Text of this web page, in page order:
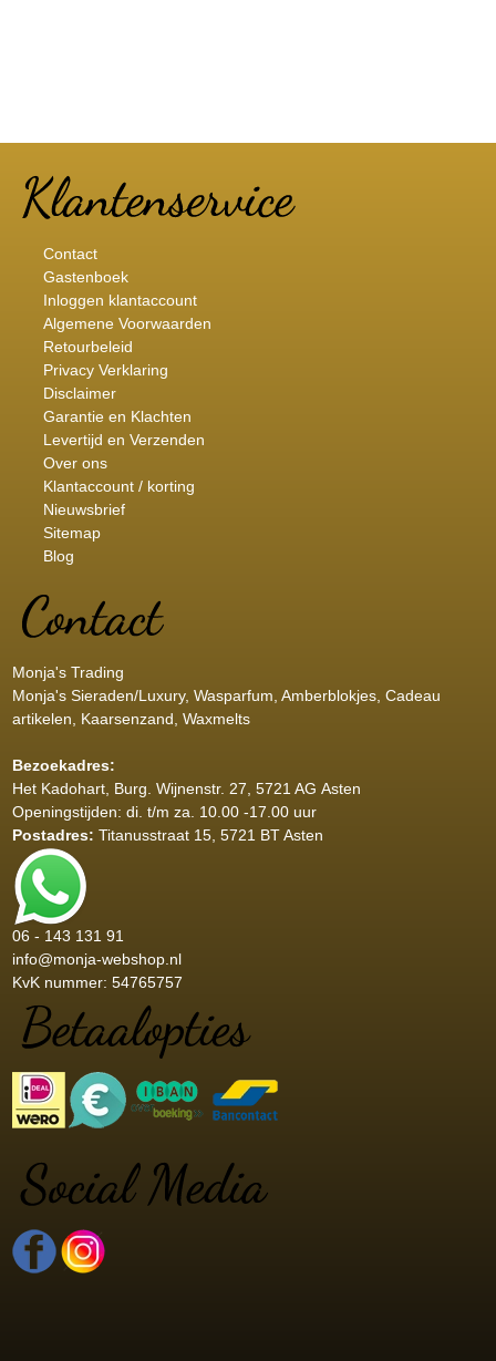
Contact
Gastenboek
Inloggen klantaccount
Algemene Voorwaarden
Retourbeleid
Privacy Verklaring
Disclaimer
Garantie en Klachten
Levertijd en Verzenden
Over ons
Klantaccount / korting
Nieuwsbrief
Sitemap
Blog
Monja's Trading
Monja's Sieraden/Luxury, Wasparfum, Amberblokjes, Cadeau
artikelen, Kaarsenzand, Waxmelts
Bezoekadres:
Het Kadohart, Burg. Wijnenstr. 27, 5721 AG Asten
Openingstijden: di. t/m za. 10.00 -17.00 uur
Postadres: Titanusstraat 15, 5721 BT Asten
06 - 143 131 91
info@monja-webshop.nl
KvK nummer: 54765757